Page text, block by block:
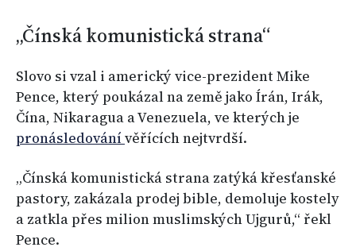
„Čínská komunistická strana“
Slovo si vzal i americký vice-prezident Mike
Pence, který poukázal na země jako Írán, Irák,
Čína, Nikaragua a Venezuela, ve kterých je
pronásledování věřících nejtvrdší.
„Čínská komunistická strana zatýká křesťanské
pastory, zakázala prodej bible, demoluje kostely
a zatkla přes milion muslimských Ujgurů,“ řekl
Pence.